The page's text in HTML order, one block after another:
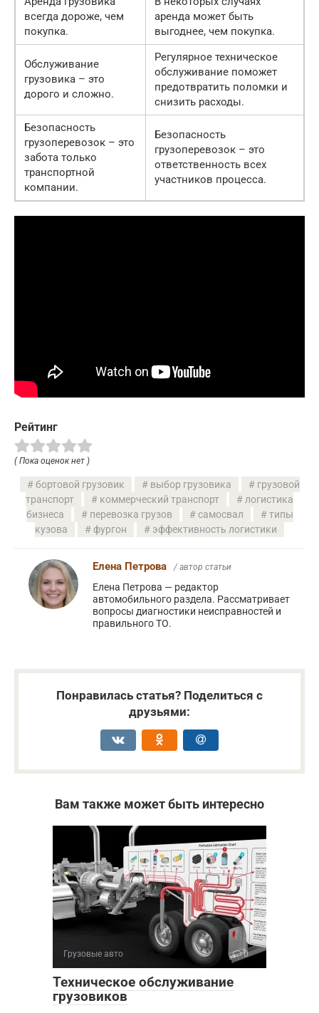
всегда дороже, чем
покупка.
аренда может быть
выгоднее, чем покупка.
Обслуживание
грузовика – это
дорого и сложно.
Регулярное техническое
обслуживание поможет
предотвратить поломки и
снизить расходы.
Безопасность
грузоперевозок – это
забота только
транспортной
компании.
Безопасность
грузоперевозок – это
ответственность всех
участников процесса.
Рейтинг
( Пока оценок нет )
бортовой грузовик выбор грузовика
грузовой
транспорт
коммерческий транспорт
логистика
бизнеса
перевозка грузов самосвал
типы
кузова
фургон эффективность логистики
Елена Петрова / автор статьи
Елена Петрова — редактор
автомобильного раздела. Рассматривает
вопросы диагностики неисправностей и
правильного ТО.
Понравилась статья? Поделиться с
друзьями:
Вам также может быть интересно
Грузовые авто 0
Техническое обслуживание
грузовиков